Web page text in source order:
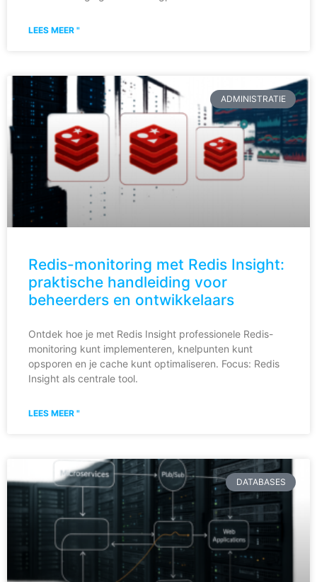
LEES MEER "
ADMINISTRATIE
Redis-monitoring met Redis Insight:
praktische handleiding voor
beheerders en ontwikkelaars
Ontdek hoe je met Redis Insight professionele Redis-
monitoring kunt implementeren, knelpunten kunt
opsporen en je cache kunt optimaliseren. Focus: Redis
Insight als centrale tool.
LEES MEER "
DATABASES